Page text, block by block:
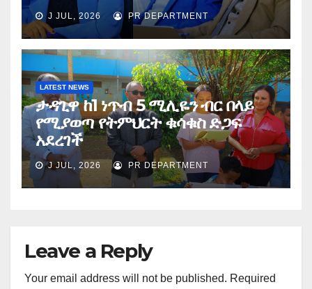
J JUL, 2026 PR DEPARTMENT
LATEST NEWS
ታዳጊዋ ከ1 ነጥብ 5 ሚሊዬን ብር በላይ
የሚያወጣ የትምህርት ቁሳቁስ ድጋፍ
አደረገች
J JUL, 2026 PR DEPARTMENT
Leave a Reply
Your email address will not be published. Required